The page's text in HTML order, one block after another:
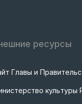
ресурсы
Главы и
культуры